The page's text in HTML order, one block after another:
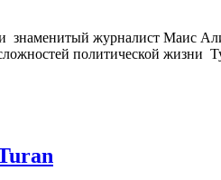
знаменитый журналист Маис
политической жизни